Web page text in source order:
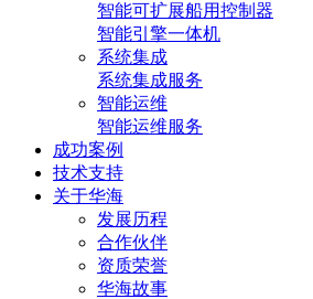
智能可扩展船用控制器
智能引擎一体机
系统集成
系统集成服务
智能运维
智能运维服务
成功案例
技术支持
关于华海
发展历程
合作伙伴
资质荣誉
华海故事